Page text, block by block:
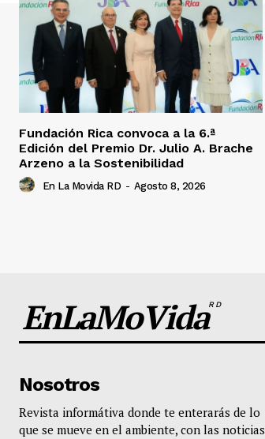
Fundación Rica convoca a la 6.ª
Edición del Premio Dr. Julio A. Brache
Arzeno a la Sostenibilidad
En La Movida RD - Agosto 8, 2026
EnLaMoVidaRD
Nosotros
Revista informátiva donde te enterarás de lo
que se mueve en el ambiente, con las noticias